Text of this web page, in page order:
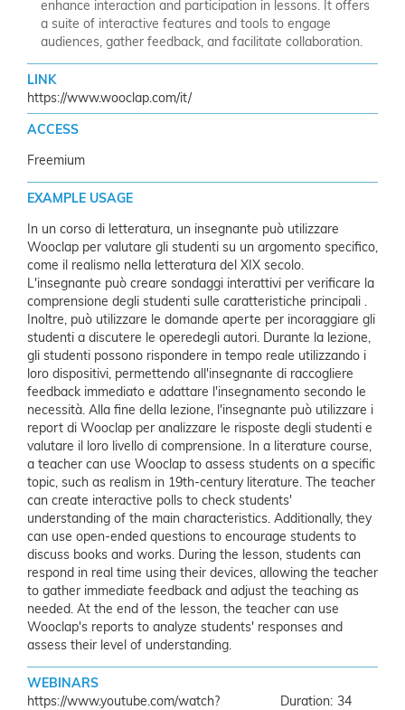
enhance interaction and participation in lessons. It offers
a suite of interactive features and tools to engage
audiences, gather feedback, and facilitate collaboration.
LINK
https://www.wooclap.com/it/
ACCESS
Freemium
EXAMPLE USAGE
In un corso di letteratura, un insegnante può utilizzare
Wooclap per valutare gli studenti su un argomento specifico,
come il realismo nella letteratura del XIX secolo.
L'insegnante può creare sondaggi interattivi per verificare la
comprensione degli studenti sulle caratteristiche principali .
Inoltre, può utilizzare le domande aperte per incoraggiare gli
studenti a discutere le operedegli autori. Durante la lezione,
gli studenti possono rispondere in tempo reale utilizzando i
loro dispositivi, permettendo all'insegnante di raccogliere
feedback immediato e adattare l'insegnamento secondo le
necessità. Alla fine della lezione, l'insegnante può utilizzare i
report di Wooclap per analizzare le risposte degli studenti e
valutare il loro livello di comprensione. In a literature course,
a teacher can use Wooclap to assess students on a specific
topic, such as realism in 19th-century literature. The teacher
can create interactive polls to check students'
understanding of the main characteristics. Additionally, they
can use open-ended questions to encourage students to
discuss books and works. During the lesson, students can
respond in real time using their devices, allowing the teacher
to gather immediate feedback and adjust the teaching as
needed. At the end of the lesson, the teacher can use
Wooclap's reports to analyze students' responses and
assess their level of understanding.
WEBINARS
https://www.youtube.com/watch?
34